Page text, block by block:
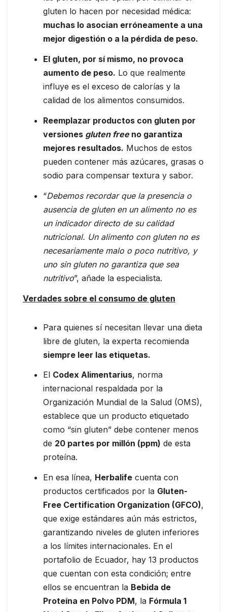
gluten lo hacen por necesidad médica:
muchas lo asocian erróneamente a una
mejor digestión o a la pérdida de peso.
El gluten, por sí mismo, no provoca
aumento de peso. Lo que realmente
influye es el exceso de calorías y la
calidad de los alimentos consumidos.
Reemplazar productos con gluten por
versiones gluten freeno garantiza
mejores resultados. Muchos de estos
pueden contener más azúcares, grasas o
sodio para compensar textura y sabor.
“Debemos recordar que la presencia o
ausencia de gluten en un alimento no es
un indicador directo de su calidad
nutricional. Un alimento con gluten no es
necesariamente malo o poco nutritivo, y
uno sin gluten no garantiza que sea
nutritivo”, añade la especialista.
Verdades sobre el consumo de gluten
Para quienes sí necesitan llevar una dieta
libre de gluten, la experta recomienda
siempre leer las etiquetas.
El Codex Alimentarius, norma
internacional respaldada por la
Organización Mundial de la Salud (OMS),
establece que un producto etiquetado
como “sin gluten” debe contener menos
de 20 partes por millón (ppm) de esta
proteína.
En esa línea, Herbalife cuenta con
productos certificados por la Gluten-
Free Certification Organization (GFCO),
que exige estándares aún más estrictos,
garantizando niveles de gluten inferiores
a los límites internacionales. En el
portafolio de Ecuador, hay 13 productos
que cuentan con esta condición; entre
ellos se encuentran la Bebida de
Proteína en Polvo PDM, la Fórmula 1